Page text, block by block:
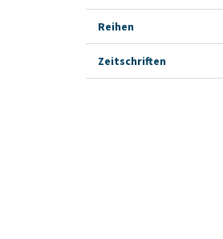
Reihen
Zeitschriften